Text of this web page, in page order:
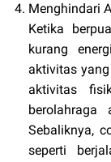
Menghindari
Ketika
kurang
aktivitas
aktivitas
Sebaliknya,
seperti